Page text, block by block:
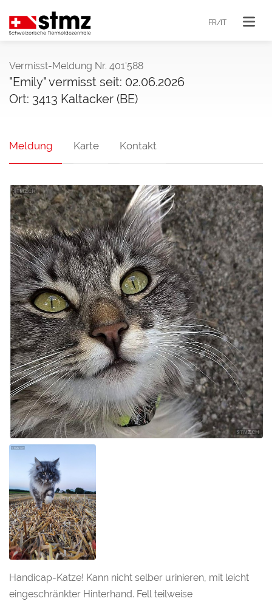
FR/IT
Vermisst-Meldung Nr. 401'588
"Emily" vermisst seit: 02.06.2026
Ort: 3413 Kaltacker (BE)
Meldung Karte Kontakt
Handicap-Katze! Kann nicht selber urinieren, mit leicht
eingeschränkter Hinterhand. Fell teilweise